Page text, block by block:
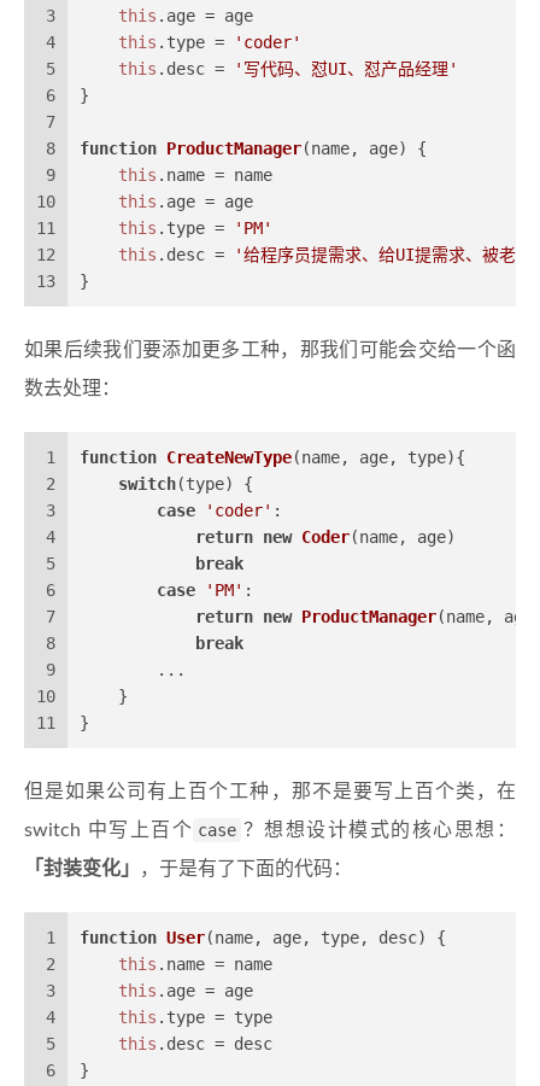
3
4
5
6
7
8
9
10
11
12
13
this . age = age
this . type =
'coder'
this . desc =
'写代码、怼UI、怼产品经理'
}
function ProductManager(name, age) {
this . name = name
this . age = age
this . type =
'PM'
this . desc =
'给程序员提需求、给UI提需求、被老
}
如果后续我们要添加更多工种，那我们可能会交给一个函
数去处理：
1
2
3
4
5
6
7
8
9
10
11
function CreateNewType(name, age, type){
switch(type) {
case
'coder' :
return new Coder(name, age)
break
case
'PM' :
return new ProductManager(name,
break
        ...
    }
}
但是如果公司有上百个工种，那不是要写上百个类，在
switch 中写上百个 case ？想想设计模式的核心思想：
「封装变化」
，于是有了下面的代码：
1
2
3
4
5
6
function User(name, age, type, desc) {
this . name = name
this . age = age
this . type = type
this . desc = desc
}